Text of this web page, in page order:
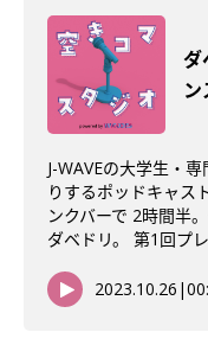
ダ
J-WAVEの大学生・
りするポッドキャス
ンクバーで 2時間半
ダベドリ。 第1回プ
2023.10.26 |